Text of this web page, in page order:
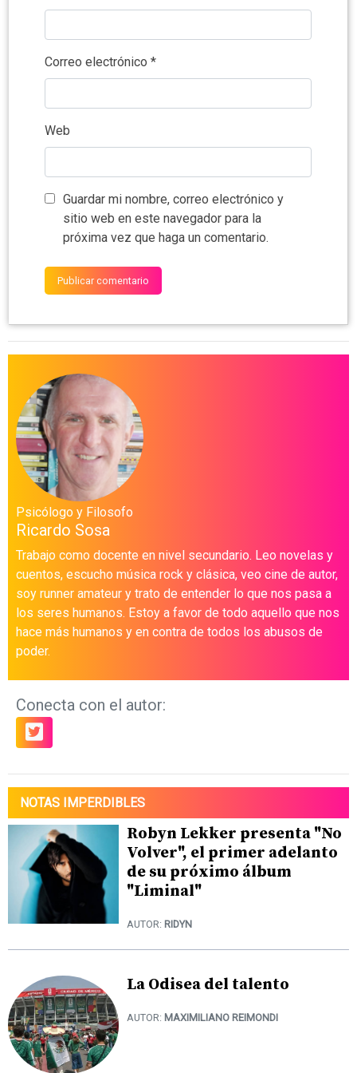
Correo electrónico *
Web
Guardar mi nombre, correo electrónico y
sitio web en este navegador para la
próxima vez que haga un comentario.
Psicólogo y Filosofo
Ricardo Sosa
Trabajo como docente en nivel secundario. Leo novelas y
cuentos, escucho música rock y clásica, veo cine de autor,
soy runner amateur y trato de entender lo que nos pasa a
los seres humanos. Estoy a favor de todo aquello que nos
hace más humanos y en contra de todos los abusos de
poder.
Conecta con el autor:
NOTAS IMPERDIBLES
Robyn Lekker presenta "No
Volver", el primer adelanto
de su próximo álbum
"Liminal"
AUTOR: RIDYN
La Odisea del talento
AUTOR: MAXIMILIANO REIMONDI